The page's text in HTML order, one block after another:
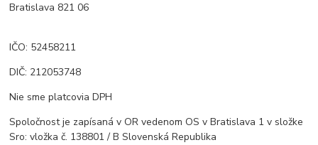
Bratislava 821 06
IČO: 52458211
DIČ: 212053748
Nie sme platcovia DPH
Spoločnost je zapísaná v OR vedenom OS v Bratislava 1 v složke
Sro: vložka č. 138801 / B Slovenská Republika